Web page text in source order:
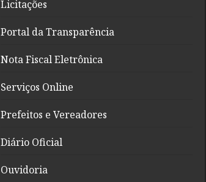
Licitações
Portal da Transparência
Nota Fiscal Eletrônica
Serviços Online
Prefeitos e Vereadores
Diário Oficial
Ouvidoria